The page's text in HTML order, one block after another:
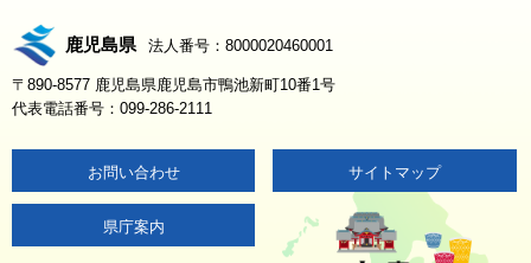
鹿児島県 法人番号：8000020460001
〒890-8577 鹿児島県鹿児島市鴨池新町10番1号
代表電話番号：099-286-2111
お問い合わせ サイトマップ
県庁案内